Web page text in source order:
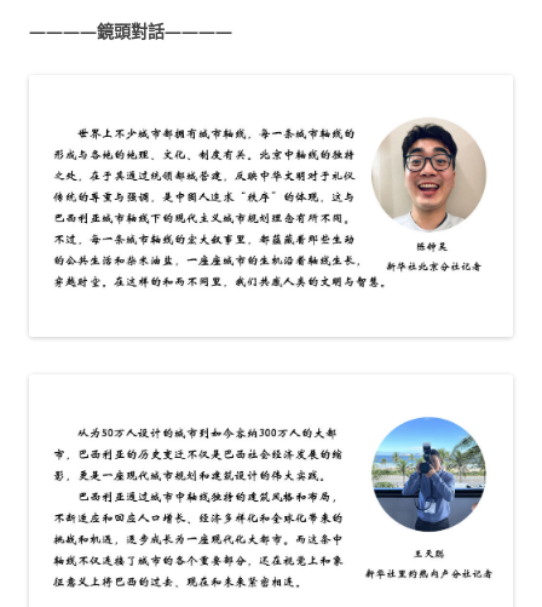
————鏡頭對話————